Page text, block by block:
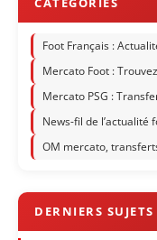
Foot Français :
Mercato Foot :
Mercato PSG :
News-fil de l’actualité
OM mercato,